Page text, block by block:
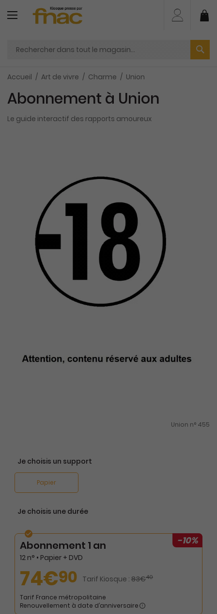
contenu
Accueil Art de vivre Charme Union
Union n° 455
Abonnement à Union
Le guide interactif des rapports amoureux
Je choisis un support
Papier
Je choisis une durée
-10%
Abonnement 1 an
12 n° • Papier + DVD
74€90 Tarif Kiosque : 83€40
Tarif France métropolitaine
Renouvellement à date d’anniversaire